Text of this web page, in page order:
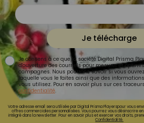
Je télécharge
Je consens à ce que la société Digital Prisma
d'ouverture des courriels pour mesurer et
campagnes. Nous pourrons savoir si vous
laquelle vous le faites ainsi que des
vous utilisez. Pour en savoir plus sur ces
confidentialité.
Votre adresse email sera utilisée par Digital Prisma Playerspour vous
offres commerciales personnalisées. Vous pourrez vous désinscrire
intégré dans la newsletter. Pour en savoir plus et exercer vos droits,
Confidentialité.